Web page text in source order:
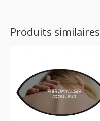
Produits similaires